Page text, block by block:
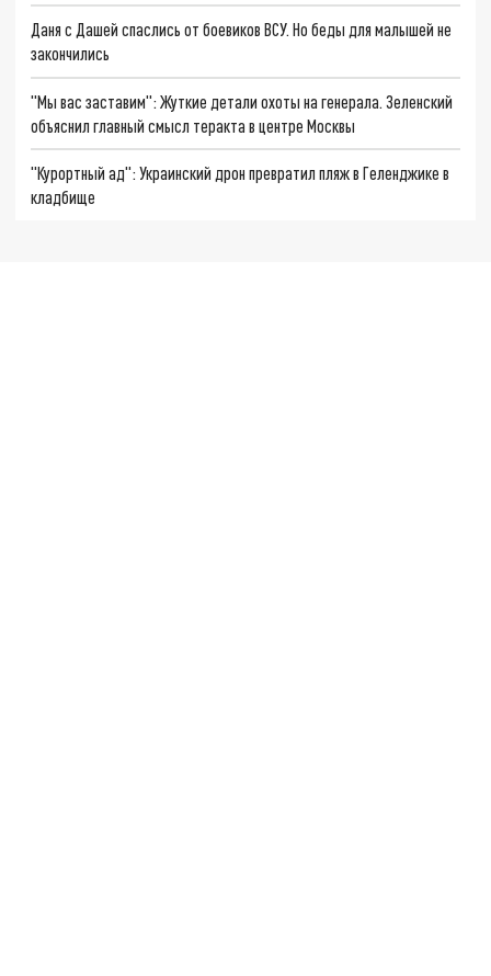
Даня с Дашей спаслись от боевиков ВСУ. Но беды для малышей не
закончились
"Мы вас заставим": Жуткие детали охоты на генерала. Зеленский
объяснил главный смысл теракта в центре Москвы
"Курортный ад": Украинский дрон превратил пляж в Геленджике в
кладбище